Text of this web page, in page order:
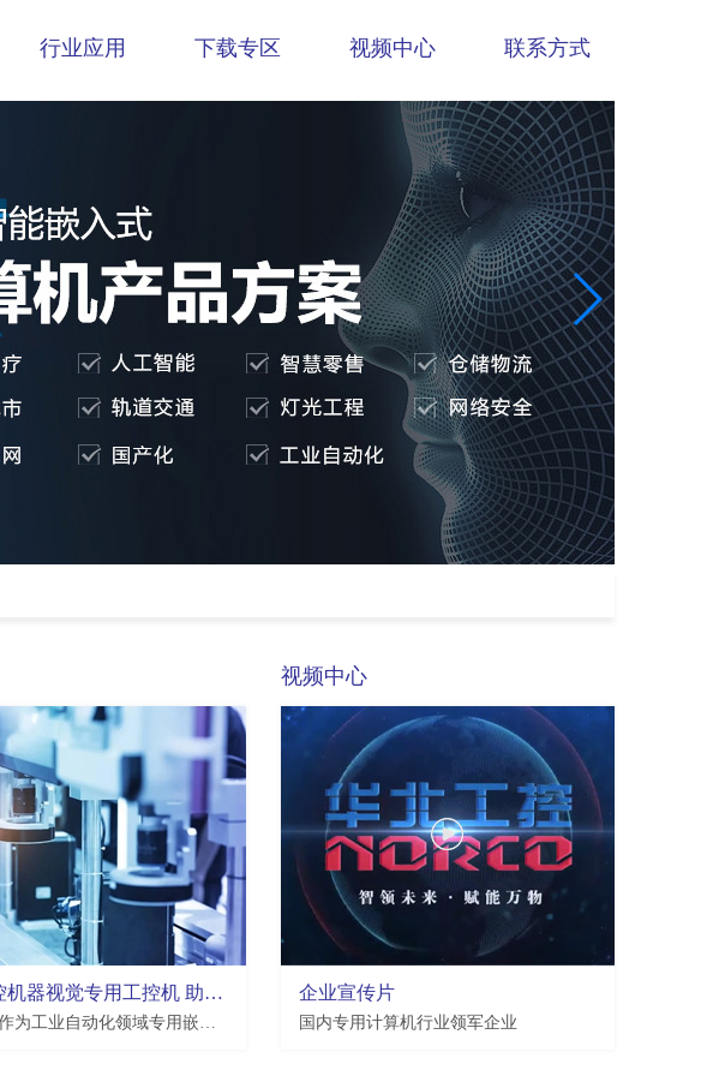
行业应用 下载专区 视频中心 联系方式
支持恩智浦NXP i.MX8M Plus处理器,2*LAN,2*USB2.0,4*USB3.0,10*COM,3.5寸板
华北工控机器视觉专用工控机 助推工业自动化发展提速
华北工控作为工业自动化领域专用嵌入式工控计算机产品提供商，紧跟智能制造发展大势，创新推出了一系列机器视觉专用工控机。
视频中心
企业宣传片
国内专用计算机行业领军企业